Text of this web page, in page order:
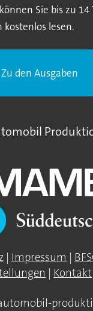
Sie bis zu 14
lesen.
Zu den Ausgaben
| Impressum |
| Kontakt